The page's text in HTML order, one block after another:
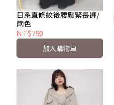
日系直條紋後腰鬆緊長褲/
兩色
NT$790
加入購物車